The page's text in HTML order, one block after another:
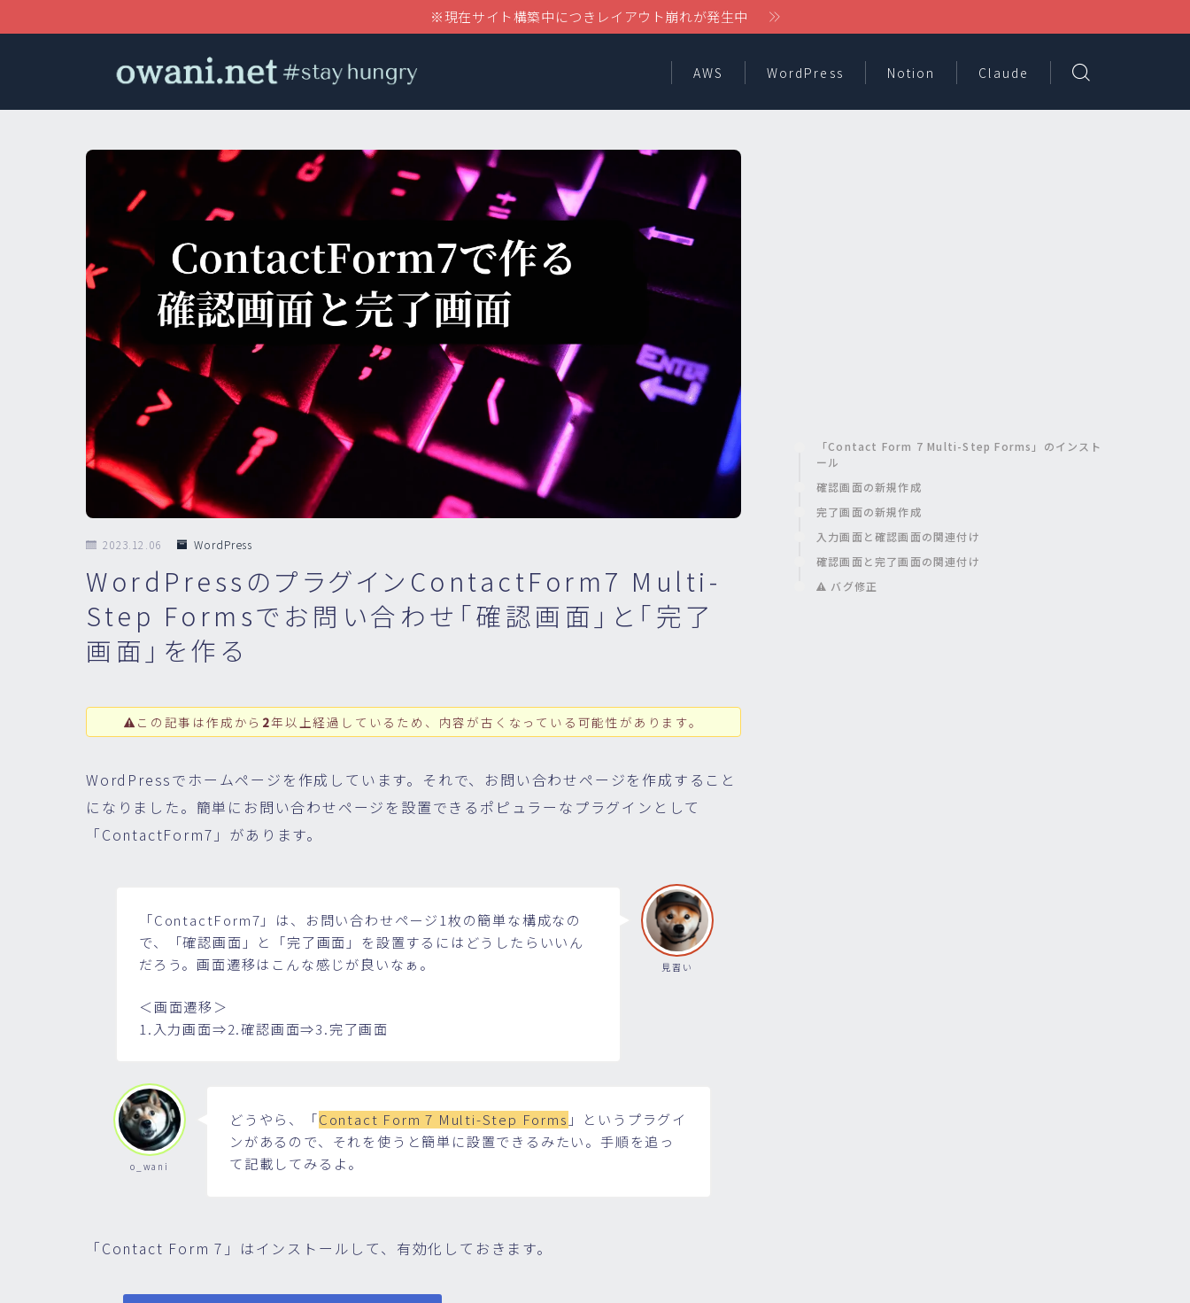
※現在サイト構築中につきレイアウト崩れが発生中
AWS WordPress Notion Claude
2023.12.06 WordPress
WordPressのプラグインContactForm7 Multi-
Step Formsでお問い合わせ「確認画面」と「完了
画面」を作る
この記事は作成から 2年以上経過しているため、内容が古くなっている可能性があります。
WordPressでホームページを作成しています。それで、お問い合わせページを作成すること
になりました。簡単にお問い合わせページを設置できるポピュラーなプラグインとして
「ContactForm7」があります。
見習い
「ContactForm7」は、お問い合わせページ1枚の簡単な構成なの
で、「確認画面」と「完了画面」を設置するにはどうしたらいいん
だろう。画面遷移はこんな感じが良いなぁ。
＜画面遷移＞
1.入力画面⇒2.確認画面⇒3.完了画面
o_wani
どうやら、「Contact Form 7 Multi-Step Forms 」というプラグイ
ンがあるので、それを使うと簡単に設置できるみたい。手順を追っ
て記載してみるよ。
「Contact Form 7」はインストールして、有効化しておきます。
「Contact Form 7 Multi-Step Forms」のインスト
ール
確認画面の新規作成
完了画面の新規作成
入力画面と確認画面の関連付け
確認画面と完了画面の関連付け
バグ修正